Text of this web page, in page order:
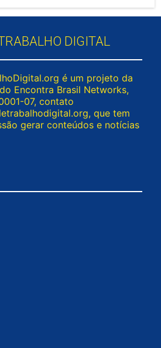
DIGITAL
é um projeto da
Encontra Brasil Networks,
07, contato
, que tem
gerar conteúdos e notícias